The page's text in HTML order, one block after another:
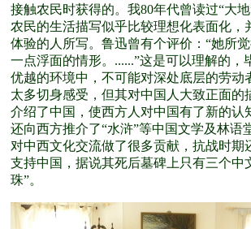
接触农民时获得的。我80年代曾读过“大
农民的生活描写似乎比较理想化表面化，
体验的人所写。鲁迅曾有个评价：“她所
一点浮面的情形。......”这是可以理解的，
优越的环境中，不可能对深处底层的劳动
太多切身感受，但其对中国人大致正面的
介绍了中国，使西方人对中国有了新的认
还向西方推介了“水浒”等中国文学及林语
对中西文化交流做了很多贡献，抗战时期
支持中国，据说其死后墓碑上只有三个中
珠”。